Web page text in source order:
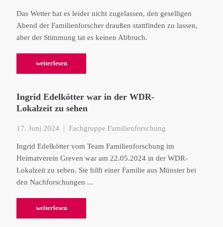
Das Wetter hat es leider nicht zugelassen, den geselligen
Abend der Familienforscher draußen stattfinden zu lassen,
aber der Stimmung tat es keinen Abbruch.
weiterlesen
Ingrid Edelkötter war in der WDR-
Lokalzeit zu sehen
17. Juni 2024 | Fachgruppe Familienforschung
Ingrid Edelkötter vom Team Familienforschung im
Heimatverein Greven war am 22.05.2024 in der WDR-
Lokalzeit zu sehen. Sie hilft einer Familie aus Münster bei
den Nachforschungen ...
weiterlesen